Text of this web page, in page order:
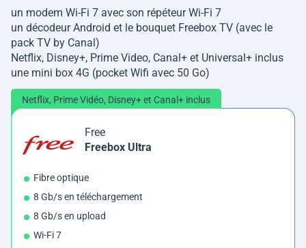
un modem Wi-Fi 7 avec son répéteur Wi-Fi 7
un décodeur Android et le bouquet Freebox TV (avec le
pack TV by Canal)
Netflix, Disney+, Prime Video, Canal+ et Universal+ inclus
une mini box 4G (pocket Wifi avec 50 Go)
Netflix, Prime Vidéo, Disney+ et Canal+ inclus
Free
Freebox Ultra
Fibre optique
8 Gb/s en téléchargement
8 Gb/s en upload
Wi-Fi 7